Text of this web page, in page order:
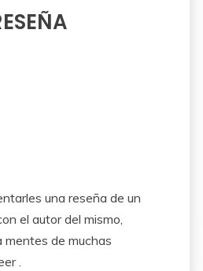
una reseña de un
el autor del mismo,
mentes de muchas
.